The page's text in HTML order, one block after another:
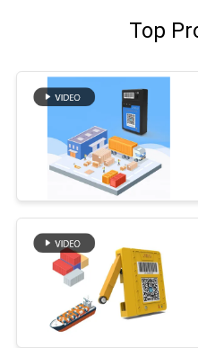
Top